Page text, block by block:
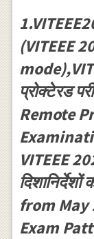
(VITEEE
प्रोक्टेरड
Remote
VITEEE
from May
Exam